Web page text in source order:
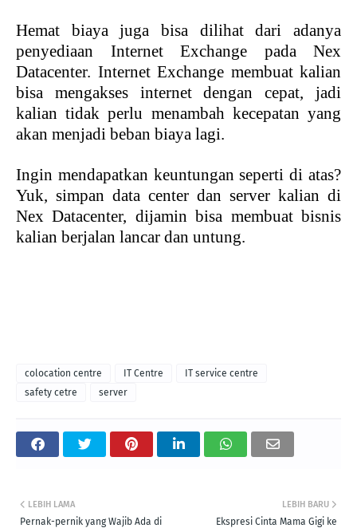
Hemat biaya juga bisa dilihat dari adanya
penyediaan Internet Exchange pada Nex
Datacenter. Internet Exchange membuat kalian
bisa mengakses internet dengan cepat, jadi
kalian tidak perlu menambah kecepatan yang
akan menjadi beban biaya lagi.
Ingin mendapatkan keuntungan seperti di atas?
Yuk, simpan data center dan server kalian di
Nex Datacenter, dijamin bisa membuat bisnis
kalian berjalan lancar dan untung.
colocation centre IT Centre
IT service centre
safety cetre
server
LEBIH BARU
Ekspresi Cinta Mama Gigi ke
LEBIH LAMA
Pernak-pernik yang Wajib Ada di